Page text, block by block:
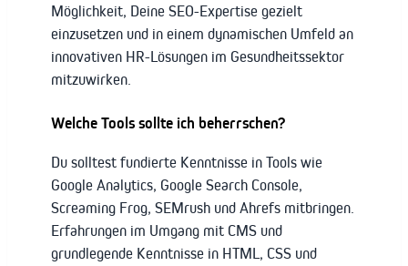
Möglichkeit, Deine SEO-Expertise gezielt
einzusetzen und in einem dynamischen Umfeld an
innovativen HR-Lösungen im Gesundheitssektor
mitzuwirken.
Welche Tools sollte ich beherrschen?
Du solltest fundierte Kenntnisse in Tools wie
Google Analytics, Google Search Console,
Screaming Frog, SEMrush und Ahrefs mitbringen.
Erfahrungen im Umgang mit CMS und
grundlegende Kenntnisse in HTML, CSS und